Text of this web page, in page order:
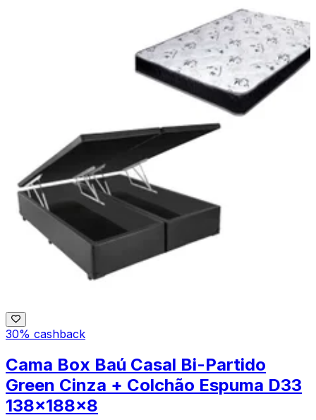
30% cashback
Cama Box Baú Casal Bi-Partido
Green Cinza + Colchão Espuma D33
138x188x8